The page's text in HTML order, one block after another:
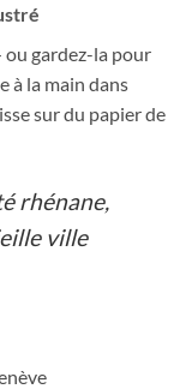
ou gardez-la pour
à la main dans
sur du papier de
rhénane,
ville